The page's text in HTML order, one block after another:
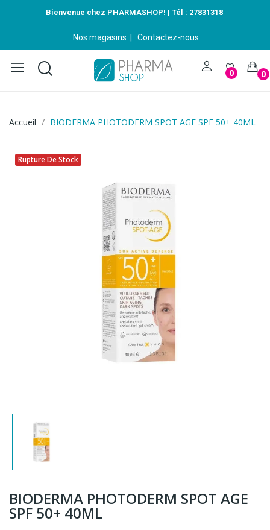
Bienvenue chez PHARMASHOP! | Tél : 27831318
Nos magasins Contactez-nous
0 0
Accueil BIODERMA PHOTODERM SPOT AGE SPF 50+ 40ML
Rupture De Stock
BIODERMA PHOTODERM SPOT AGE
SPF 50+ 40ML